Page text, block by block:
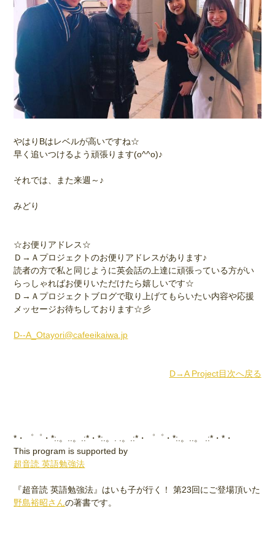
やはりBはレベルが高いですね☆
早く追いつけるよう頑張ります(o^^o)♪
それでは、また来週～♪
みどり
☆お便りアドレス☆
Ｄ→Ａプロジェクトのお便りアドレスがあります♪
読者の方で私と同じように英会話の上達に頑張っている方がい
らっしゃればお便りいただけたら嬉しいです☆
Ｄ→Ａプロジェクトブログで取り上げてもらいたい内容や応援
メッセージお待ちしております☆彡
D--A_Otayori@cafeeikaiwa.jp
D→A Project目次へ戻る
*・゜゜・*:.。..。.:*・*:.。. .。.:*・゜゜・*:.。..。 .:*・*・
This program is supported by
超音読 英語勉強法
『超音読 英語勉強法』はいも子が行く！ 第23回にご登場頂いた
野島裕昭さんの著書です。